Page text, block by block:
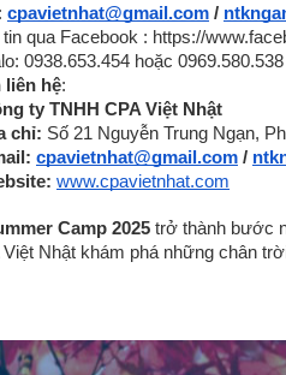
cpavietnhat@gmail.com /
qua Facebook : https://
0938.653.454 hoặc
liên hệ:
ty TNHH CPA Việt Nhật
chỉ: Số 21 Nguyễn Trung Ngạn,
cpavietnhat@gmail.com /
www.cpavietnhat.com
Camp 2025 trở thành bước
Việt Nhật khám phá những chân